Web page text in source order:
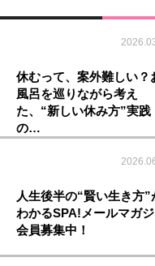
休むって、案外難しい？
風呂を巡りながら考え
た、“新しい休み方”実践
の…
人生後半の“賢い生き方”
わかるSPA!メールマガ
会員募集中！